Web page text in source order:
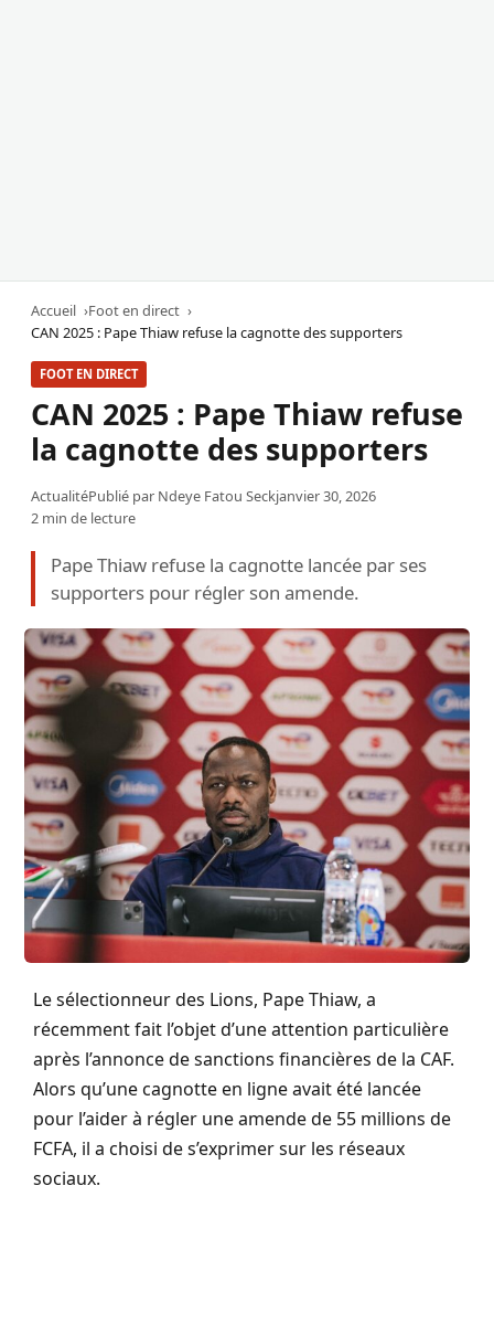
Accueil
Foot en direct
CAN 2025 : Pape Thiaw refuse la cagnotte des supporters
FOOT EN DIRECT
CAN 2025 : Pape Thiaw refuse
la cagnotte des supporters
ActualitéPublié par Ndeye Fatou Seckjanvier 30, 2026
2 min de lecture
Pape Thiaw refuse la cagnotte lancée par ses
supporters pour régler son amende.
Le sélectionneur des Lions, Pape Thiaw, a
récemment fait l’objet d’une attention particulière
après l’annonce de sanctions financières de la CAF.
Alors qu’une cagnotte en ligne avait été lancée
pour l’aider à régler une amende de 55 millions de
FCFA, il a choisi de s’exprimer sur les réseaux
sociaux.